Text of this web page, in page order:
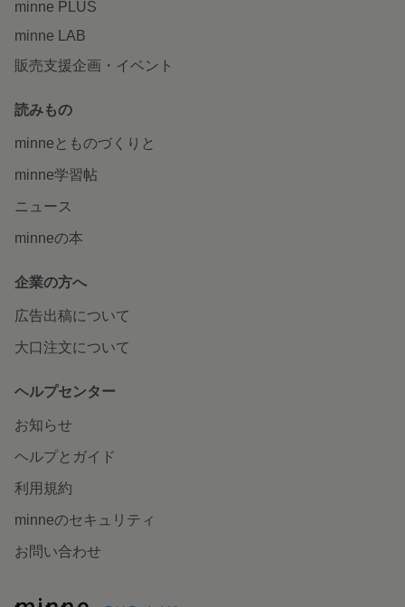
minne PLUS
minne LAB
販売支援企画・イベント
読みもの
minneとものづくりと
minne学習帖
ニュース
minneの本
企業の方へ
広告出稿について
大口注文について
ヘルプセンター
お知らせ
ヘルプとガイド
利用規約
minneのセキュリティ
お問い合わせ